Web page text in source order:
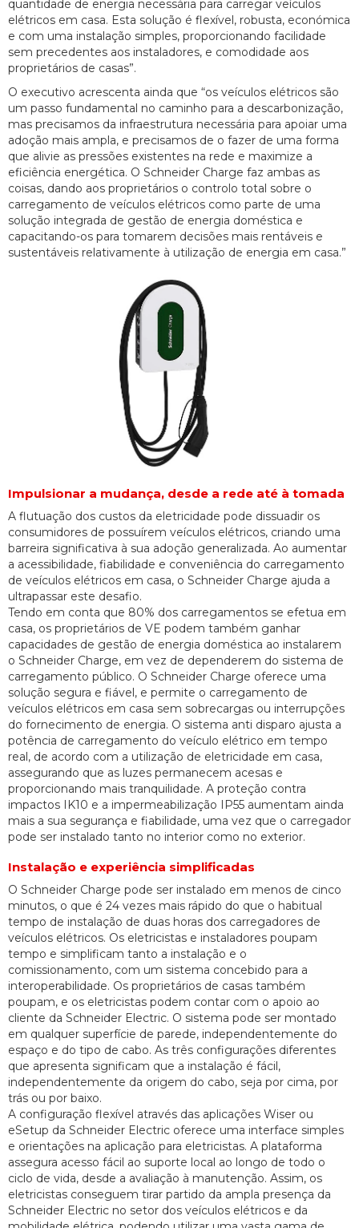
quantidade de energia necessária para carregar veículos
elétricos em casa. Esta solução é flexível, robusta, económica
e com uma instalação simples, proporcionando facilidade
sem precedentes aos instaladores, e comodidade aos
proprietários de casas”.
O executivo acrescenta ainda que “os veículos elétricos são
um passo fundamental no caminho para a descarbonização,
mas precisamos da infraestrutura necessária para apoiar uma
adoção mais ampla, e precisamos de o fazer de uma forma
que alivie as pressões existentes na rede e maximize a
eficiência energética. O Schneider Charge faz ambas as
coisas, dando aos proprietários o controlo total sobre o
carregamento de veículos elétricos como parte de uma
solução integrada de gestão de energia doméstica e
capacitando-os para tomarem decisões mais rentáveis e
sustentáveis relativamente à utilização de energia em casa.”
Impulsionar a mudança, desde a rede até à tomada
A flutuação dos custos da eletricidade pode dissuadir os
consumidores de possuírem veículos elétricos, criando uma
barreira significativa à sua adoção generalizada. Ao aumentar
a acessibilidade, fiabilidade e conveniência do carregamento
de veículos elétricos em casa, o Schneider Charge ajuda a
ultrapassar este desafio.
Tendo em conta que 80% dos carregamentos se efetua em
casa, os proprietários de VE podem também ganhar
capacidades de gestão de energia doméstica ao instalarem
o Schneider Charge, em vez de dependerem do sistema de
carregamento público. O Schneider Charge oferece uma
solução segura e fiável, e permite o carregamento de
veículos elétricos em casa sem sobrecargas ou interrupções
do fornecimento de energia. O sistema anti disparo ajusta a
potência de carregamento do veículo elétrico em tempo
real, de acordo com a utilização de eletricidade em casa,
assegurando que as luzes permanecem acesas e
proporcionando mais tranquilidade. A proteção contra
impactos IK10 e a impermeabilização IP55 aumentam ainda
mais a sua segurança e fiabilidade, uma vez que o carregador
pode ser instalado tanto no interior como no exterior.
Instalação e experiência simplificadas
O Schneider Charge pode ser instalado em menos de cinco
minutos, o que é 24 vezes mais rápido do que o habitual
tempo de instalação de duas horas dos carregadores de
veículos elétricos. Os eletricistas e instaladores poupam
tempo e simplificam tanto a instalação e o
comissionamento, com um sistema concebido para a
interoperabilidade. Os proprietários de casas também
poupam, e os eletricistas podem contar com o apoio ao
cliente da Schneider Electric. O sistema pode ser montado
em qualquer superfície de parede, independentemente do
espaço e do tipo de cabo. As três configurações diferentes
que apresenta significam que a instalação é fácil,
independentemente da origem do cabo, seja por cima, por
trás ou por baixo.
A configuração flexível através das aplicações Wiser ou
eSetup da Schneider Electric oferece uma interface simples
e orientações na aplicação para eletricistas. A plataforma
assegura acesso fácil ao suporte local ao longo de todo o
ciclo de vida, desde a avaliação à manutenção. Assim, os
eletricistas conseguem tirar partido da ampla presença da
Schneider Electric no setor dos veículos elétricos e da